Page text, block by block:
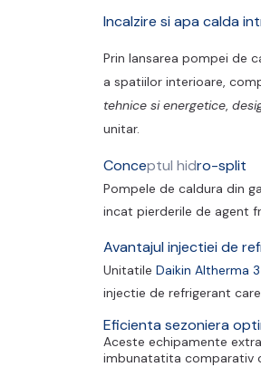
Incalzire si apa calda
Prin lansarea pompei de
a spatiilor interioare,
tehnice si energetice,
unitar.
Conceptul hidro-split
Pompele de caldura din
incat pierderile de agent
Avantajul injectiei de
Unitatile Daikin Altherma 3
injectie de refrigerant
Eficienta sezoniera
Aceste echipamente
imbunatatita comparativ